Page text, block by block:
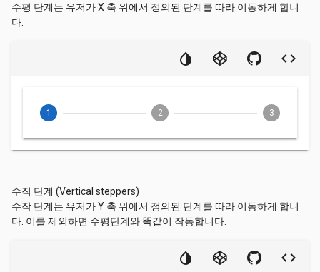
수평 단계는 유저가 X 축 위에서 정의된 단계를 따라 이동하게 합니
다.
1 2 3
수직 단계 (Vertical steppers)
수작 단계는 유저가 Y 축 위에서 정의된 단계를 따라 이동하게 합니
다. 이를 제외하면 수평단계와 똑같이 작동합니다.